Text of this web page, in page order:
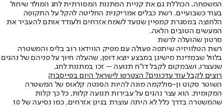
המשפחה, הכוללת גם את קניית המתנות המסורתית לחג המולד שיחול
בעוד כשבועיים. רשת כבלים אמריקנית החליטה להקל על התקופה
הלחוצה במסגרת קמפיין שנועד לשמח אזרחים ולעודד אותם להעביר את
המעשים הטובים הלאה.
סרטון שהועלה לרשת
רשת הטלוויזיה שיתפה פעולה עם מפיק הווידאו רוב בליס והמשטרה
בלוול שבמדינת מישיגן במבצע יוצא דופן, שהעלה חיוך על פניהם של נהגים
שנעצרו, ושבמקום לקבל דו"ח תנועה – זכו במתנות לחג.
רוצים לקבל עוד עדכונים? הצטרפו לישראל היום בפייסבוק
השוטר סקוט ון-סולקמה מונה להיות הסנטה קלאוס של המשטרה
המקומית. הוא עצר נהגים על עבירות תנועה קלות, כל כך קלות
שהמשטרה בדרך כלל לא היתה עוצרת בגינן אזרחים, כמו נסיעה של 10